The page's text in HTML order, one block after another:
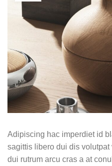
Adipiscing hac imperdiet id
sagittis libero dui dis
dui rutrum arcu cras a at